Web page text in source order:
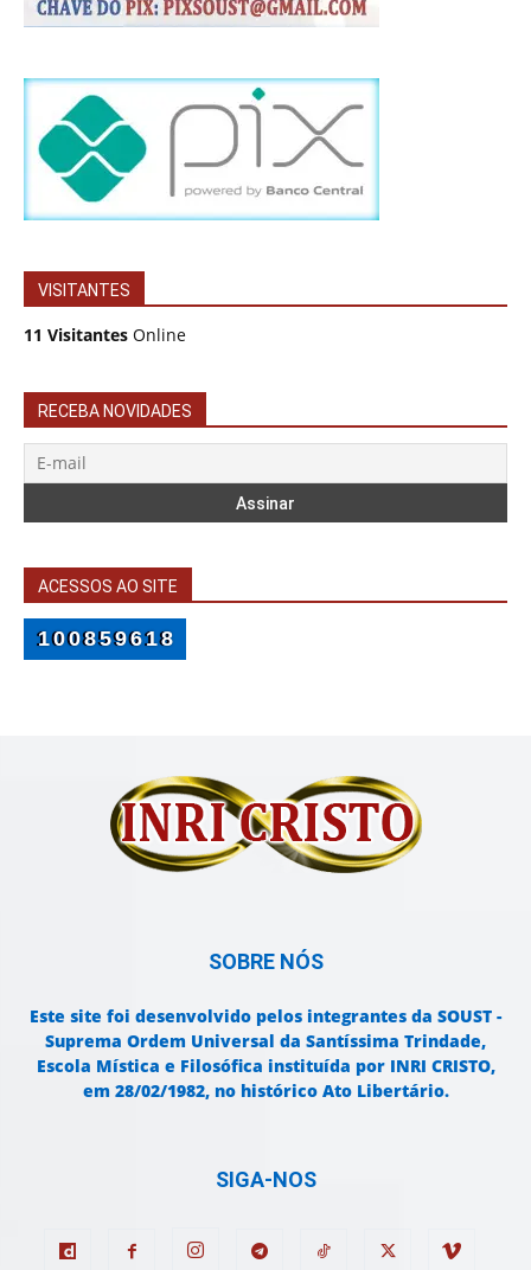
VISITANTES
11 Visitantes Online
RECEBA NOVIDADES
ACESSOS AO SITE
100859618
SOBRE NÓS
Este site foi desenvolvido pelos integrantes da SOUST -
Suprema Ordem Universal da Santíssima Trindade,
Escola Mística e Filosófica instituída por INRI CRISTO,
em 28/02/1982, no histórico Ato Libertário.
SIGA-NOS